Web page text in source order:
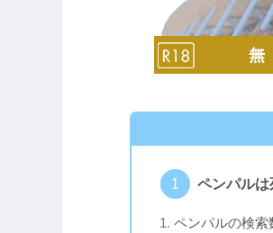
ペンパルは
ペンパルの検索